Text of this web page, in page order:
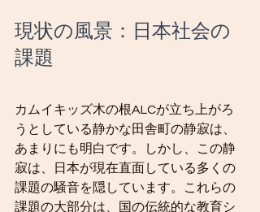
現状の風景：日本社会の
課題
カムイキッズ木の根ALCが立ち上がろ
うとしている静かな田舎町の静寂は、
あまりにも明白です。しかし、この静
寂は、日本が現在直面している多くの
課題の騒音を隠しています。これらの
課題の大部分は、国の伝統的な教育シ